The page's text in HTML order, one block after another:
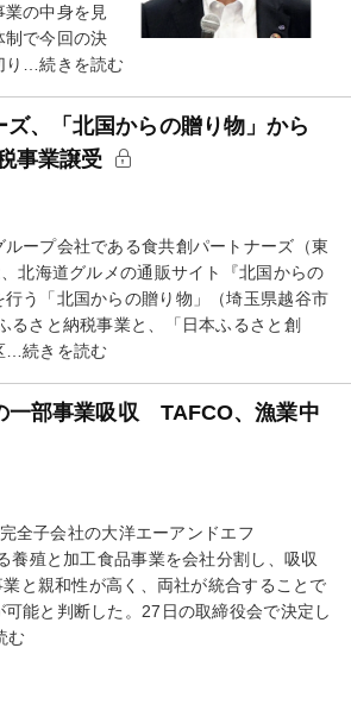
の中身を見
制で今回の決
り…続きを読む
、「北国からの贈り物」から
事業譲受
ープ会社である食共創パートナーズ（東
北海道グルメの通販サイト『北国からの
う「北国からの贈り物」（埼玉県越谷市
るさと納税事業と、「日本ふるさと創
…続きを読む
一部事業吸収 TAFCO、漁業中
全子会社の大洋エーアンドエフ
養殖と加工食品事業を会社分割し、吸収
と親和性が高く、両社が統合することで
能と判断した。27日の取締役会で決定し
む